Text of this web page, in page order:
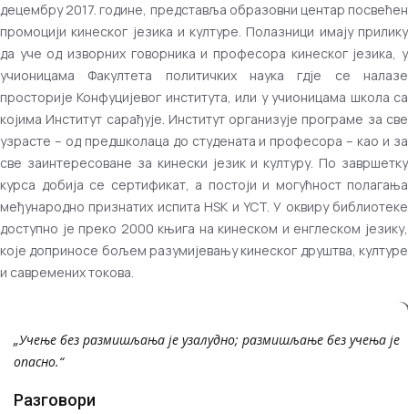
децембру 2017. године, представља образовни центар посвећен
промоцији кинеског језика и културе. Полазници имају прилику
да уче од изворних говорника и професора кинеског језика, у
учионицама Факултета политичких наука гдје се налазе
просторије Конфуцијевог института, или у учионицама школа са
којима Институт сарађује. Институт организује програме за све
узрасте – од предшколаца до студената и професора – као и за
све заинтересоване за кинески језик и културу. По завршетку
курса добија се сертификат, а постоји и могућност полагања
међународно признатих испита HSK и YCT. У оквиру библиотеке
доступно је преко 2000 књига на кинеском и енглеском језику,
које доприносе бољем разумијевању кинеског друштва, културе
и савремених токова.
„Учење без размишљања је узалудно; размишљање без учења је
опасно.“
Разговори